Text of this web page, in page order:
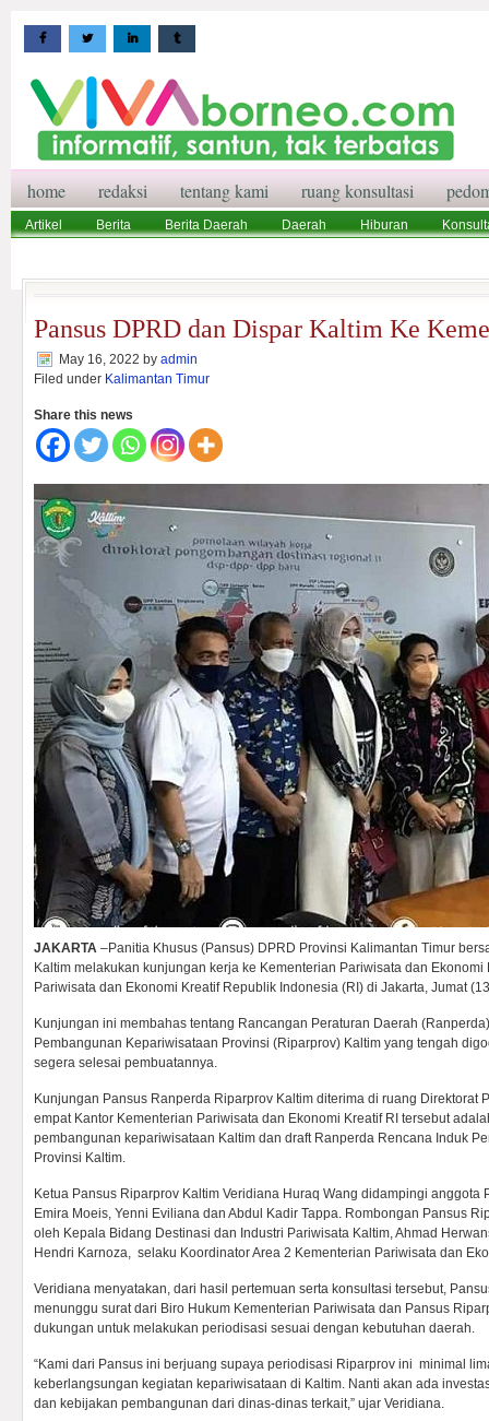
home redaksi tentang kami ruang konsultasi
Artikel Berita Berita Daerah Daerah Hiburan
Pansus DPRD dan Dispar Kaltim Ke
May 16, 2022 by admin
Filed under Kalimantan Timur
Share this news
JAKARTA –Panitia Khusus (Pansus) DPRD Provinsi Kalimantan Timur
Kaltim melakukan kunjungan kerja ke Kementerian Pariwisata dan Ekonomi
Pariwisata dan Ekonomi Kreatif Republik Indonesia (RI) di Jakarta, Jumat
Kunjungan ini membahas tentang Rancangan Peraturan Daerah
Pembangunan Kepariwisataan Provinsi (Riparprov) Kaltim yang tengah
segera selesai pembuatannya.
Kunjungan Pansus Ranperda Riparprov Kaltim diterima di ruang Direktorat
empat Kantor Kementerian Pariwisata dan Ekonomi Kreatif RI tersebut
pembangunan kepariwisataan Kaltim dan draft Ranperda Rencana Induk
Provinsi Kaltim.
Ketua Pansus Riparprov Kaltim Veridiana Huraq Wang didampingi anggota
Emira Moeis, Yenni Eviliana dan Abdul Kadir Tappa. Rombongan Pansus
oleh Kepala Bidang Destinasi dan Industri Pariwisata Kaltim, Ahmad
Hendri Karnoza, selaku Koordinator Area 2 Kementerian Pariwisata dan
Veridiana menyatakan, dari hasil pertemuan serta konsultasi tersebut,
menunggu surat dari Biro Hukum Kementerian Pariwisata dan Pansus
dukungan untuk melakukan periodisasi sesuai dengan kebutuhan daerah.
“Kami dari Pansus ini berjuang supaya periodisasi Riparprov ini minimal
keberlangsungan kegiatan kepariwisataan di Kaltim. Nanti akan ada
dan kebijakan pembangunan dari dinas-dinas terkait,” ujar Veridiana.